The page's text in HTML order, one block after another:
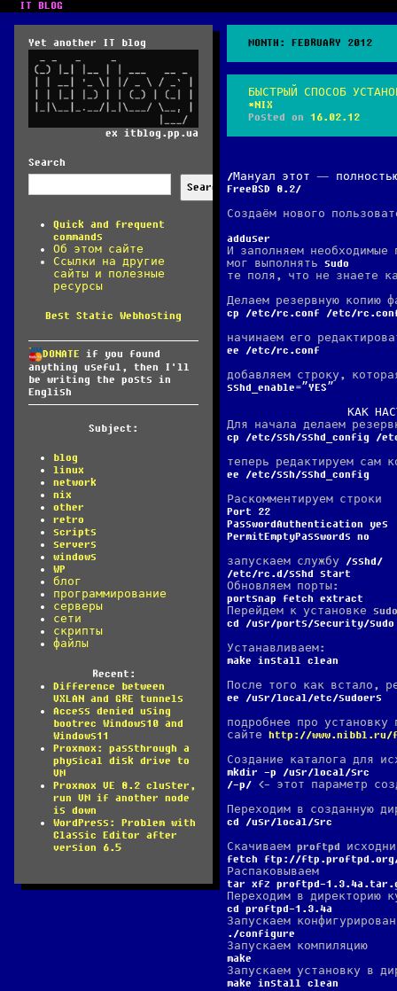
IT BLOG
Yet another IT blog
ex itblog.pp.ua
Search
Search
Quick and frequent
commands
Об этом сайте
Ссылки на другие
сайты и полезные
ресурсы
Best Static Webhosting
DONATE if you found
anything useful, then I'll
be writing the posts in
English
Subject:
blog
linux
network
nix
other
retro
scripts
servers
windows
WP
блог
программирование
серверы
сети
скрипты
файлы
Recent:
Difference between
VXLAN and GRE tunnels
Access denied using
bootrec Windows10 and
Windows11
Proxmox: passthrough a
physical disk drive to
VM
Proxmox VE 8.2 cluster,
run VM if another node
is down
WordPress: Problem with
Classic Editor after
version 6.5
MONTH: FEBRUARY 2012
БЫСТРЫЙ СПОСОБ
*NIX
Posted on 16.02.12
Мануал этот —
FreeBSD 8.2
Создаём нового
adduser
И заполняем
мог выполнять sudo
те поля, что не знаете
Делаем резервную копию
cp /etc/rc.conf /etc/
начинаем его
ee /etc/rc.conf
добавляем строку,
sshd_enable=”YES”
КАК
Для начала делаем
cp /etc/ssh/sshd_config /
теперь редактируем сам
ee /etc/ssh/sshd_config
Раскомментируем строки
Port 22
PasswordAuthentication yes
PermitEmptyPasswords no
запускаем службу
sshd
/etc/rc.d/sshd start
Обновляем порты:
portsnap fetch extract
Перейдем к установке
cd /usr/ports/security/sudo
Устанавливаем:
make install clean
После того как встало,
ee /usr/local/etc/sudoers
подробнее про
сайте http://www.nibbl.ru/
Создание каталога для
mkdir -p /usr/local/src
-p
<- этот параметр
Переходим в созданную
cd /usr/local/src
Скачиваем proftpd
fetch ftp://
Распаковываем
tar xfz proftpd-
Переходим в директорию
cd proftpd-1.3.4a
Запускаем
./configure
Запускаем компиляцию
make
Запускаем установку в
make install clean